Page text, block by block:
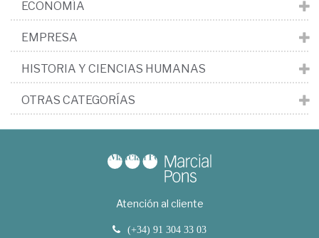
ECONOMÍA
EMPRESA
HISTORIA Y CIENCIAS HUMANAS
OTRAS CATEGORÍAS
Atención al cliente
(+34) 91 304 33 03